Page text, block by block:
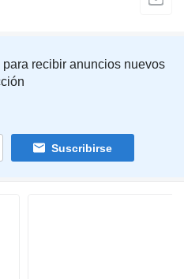
para recibir anuncios nuevos
Suscribirse